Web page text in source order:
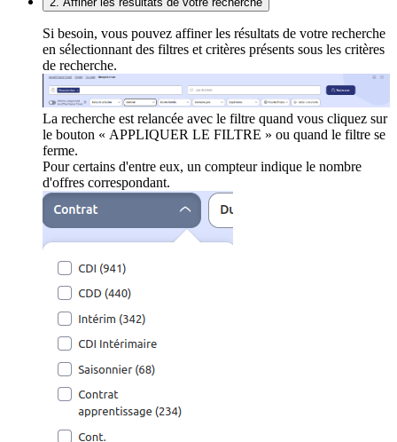
Si besoin, vous pouvez affiner les résultats de votre recherche
en sélectionnant des filtres et critères présents sous les critères
de recherche.
La recherche est relancée avec le filtre quand vous cliquez sur
le bouton « APPLIQUER LE FILTRE » ou quand le filtre se
ferme.
Pour certains d'entre eux, un compteur indique le nombre
d'offres correspondant.